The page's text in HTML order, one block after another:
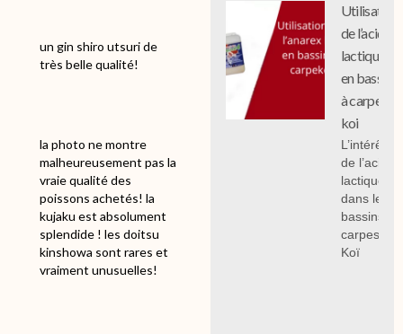
un gin shiro utsuri de
très belle qualité!
la photo ne montre
malheureusement pas la
vraie qualité des
poissons achetés! la
kujaku est absolument
splendide ! les doitsu
kinshowa sont rares et
vraiment unusuelles!
Utilisation
de l’acide
lactique
en bassin
à carpe
koi
L’intérêt
de l’acide
lactique
dans les
bassins à
carpes
Koï